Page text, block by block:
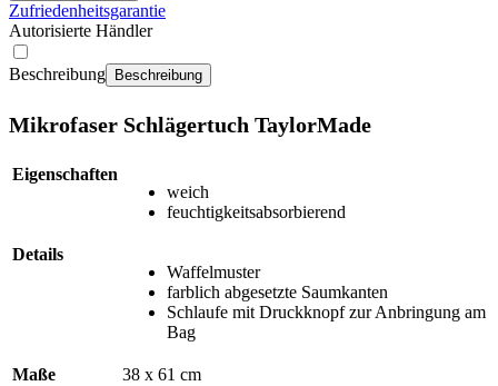
Zufriedenheitsgarantie
Autorisierte Händler
Beschreibung Beschreibung
Mikrofaser Schlägertuch TaylorMade
Eigenschaften
weich
feuchtigkeitsabsorbierend
Details
Waffelmuster
farblich abgesetzte Saumkanten
Schlaufe mit Druckknopf zur Anbringung am
Bag
Maße
38 x 61 cm